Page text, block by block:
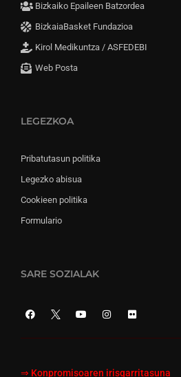
Bizkaiko Epaileen Batzordea
BizkaiaBasket Fundazioa
Kirol Medikuntza / ASFEDEBI
Web Posta
LEGEZKOA
Pribatutasun politika
Legezko abisua
Cookieen politika
Formulario
SARE SOZIALAK
⇒ Konpromisoaren irisgarritasuna